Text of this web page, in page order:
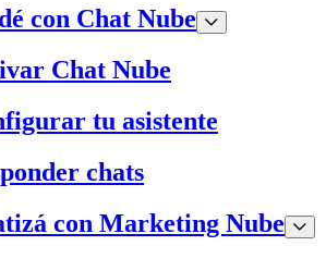
con Chat Nube
Chat Nube
tu asistente
chats
con Marketing Nube